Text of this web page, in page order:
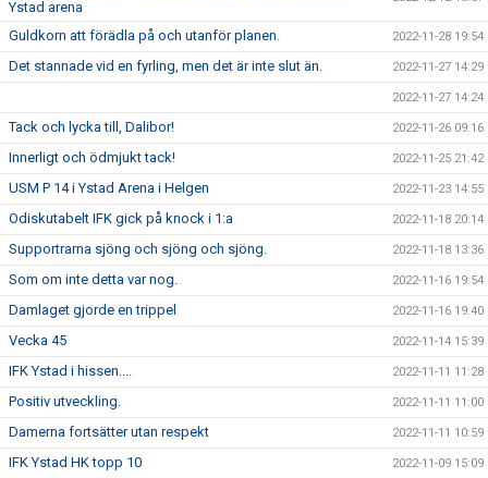
Ystad arena
Guldkorn att förädla på och utanför planen. 2022-11-28 19:54
Det stannade vid en fyrling, men det är inte slut än. 2022-11-27 14:29
2022-11-27 14:24
Tack och lycka till, Dalibor! 2022-11-26 09:16
Innerligt och ödmjukt tack! 2022-11-25 21:42
USM P 14 i Ystad Arena i Helgen 2022-11-23 14:55
Odiskutabelt IFK gick på knock i 1:a 2022-11-18 20:14
Supportrarna sjöng och sjöng och sjöng. 2022-11-18 13:36
Som om inte detta var nog. 2022-11-16 19:54
Damlaget gjorde en trippel 2022-11-16 19:40
Vecka 45 2022-11-14 15:39
IFK Ystad i hissen.... 2022-11-11 11:28
Positiv utveckling. 2022-11-11 11:00
Damerna fortsätter utan respekt 2022-11-11 10:59
IFK Ystad HK topp 10 2022-11-09 15:09